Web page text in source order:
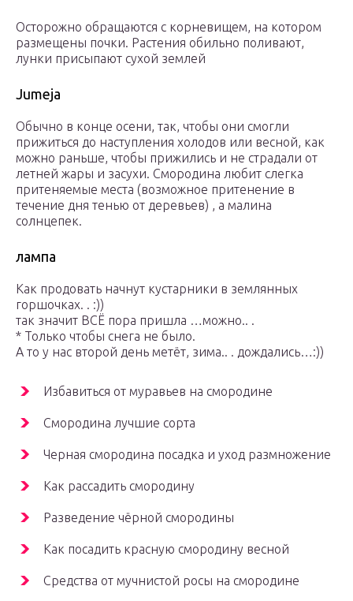
Осторожно обращаются с корневищем, на котором
размещены почки. Растения обильно поливают,
лунки присыпают сухой землей
Jumeja
Обычно в конце осени, так, чтобы они смогли
прижиться до наступления холодов или весной, как
можно раньше, чтобы прижились и не страдали от
летней жары и засухи. Смородина любит слегка
притеняемые места (возможное притенение в
течение дня тенью от деревьев) , а малина
солнцепек.
лампа
Как продовать начнут кустарники в землянных
горшочках. . :))
так значит ВСЁ пора пришла …можно.. .
* Только чтобы снега не было.
А то у нас второй день метёт, зима.. . дождались…:))
Избавиться от муравьев на смородине
Смородина лучшие сорта
Черная смородина посадка и уход размножение
Как рассадить смородину
Разведение чёрной смородины
Как посадить красную смородину весной
Средства от мучнистой росы на смородине